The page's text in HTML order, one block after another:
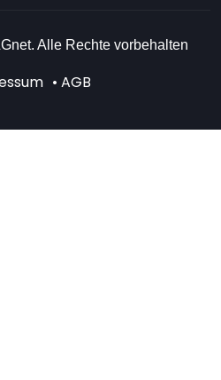
Alle Rechte vorbehalten
• AGB